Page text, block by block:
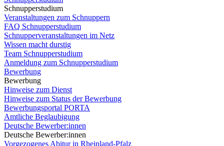
Schnupperstudium
Veranstaltungen zum Schnuppern
FAQ Schnupperstudium
Schnupperveranstaltungen im Netz
Wissen macht durstig
Team Schnupperstudium
Anmeldung zum Schnupperstudium
Bewerbung
Bewerbung
Hinweise zum Dienst
Hinweise zum Status der Bewerbung
Bewerbungsportal PORTA
Amtliche Beglaubigung
Deutsche Bewerber:innen
Deutsche Bewerber:innen
Vorgezogenes Abitur in Rheinland-Pfalz